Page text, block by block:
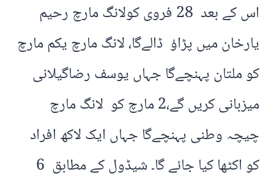
اس کے بعد 28 فروی کولانگ مارچ رحیم
یارخان میں پڑاؤ ڈالےگا، لانگ مارچ یکم مارچ
کو ملتان پہنچےگا جہاں یوسف رضاگیلانی
میزبانی کریں گے،2 مارچ کو لانگ مارچ
چیچہ وطنی پہنچےگا جہاں ایک لاکھ افراد
کو اکٹھا کیا جائے گا۔ شیڈول کے مطابق 6